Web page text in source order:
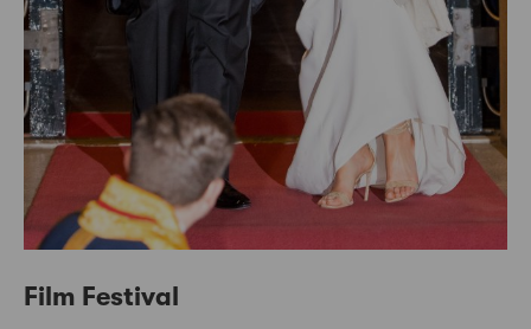
Film Festival